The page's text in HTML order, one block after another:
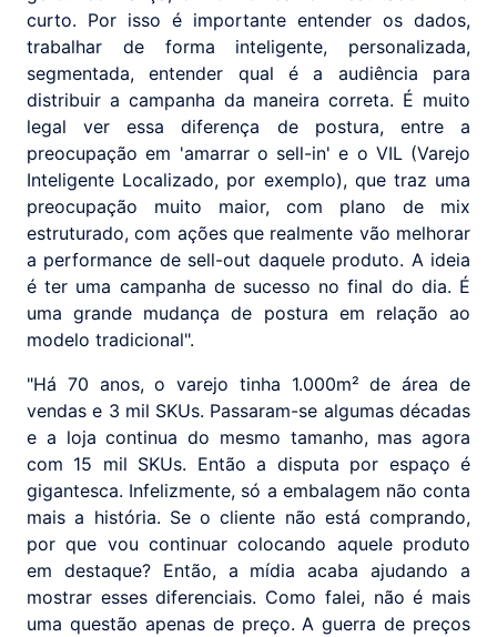
curto. Por isso é importante entender os dados,
trabalhar de forma inteligente, personalizada,
segmentada, entender qual é a audiência para
distribuir a campanha da maneira correta. É muito
legal ver essa diferença de postura, entre a
preocupação em 'amarrar o sell-in' e o VIL (Varejo
Inteligente Localizado, por exemplo), que traz uma
preocupação muito maior, com plano de mix
estruturado, com ações que realmente vão melhorar
a performance de sell-out daquele produto. A ideia
é ter uma campanha de sucesso no final do dia. É
uma grande mudança de postura em relação ao
modelo tradicional".
"Há 70 anos, o varejo tinha 1.000m² de área de
vendas e 3 mil SKUs. Passaram-se algumas décadas
e a loja continua do mesmo tamanho, mas agora
com 15 mil SKUs. Então a disputa por espaço é
gigantesca. Infelizmente, só a embalagem não conta
mais a história. Se o cliente não está comprando,
por que vou continuar colocando aquele produto
em destaque? Então, a mídia acaba ajudando a
mostrar esses diferenciais. Como falei, não é mais
uma questão apenas de preço. A guerra de preços